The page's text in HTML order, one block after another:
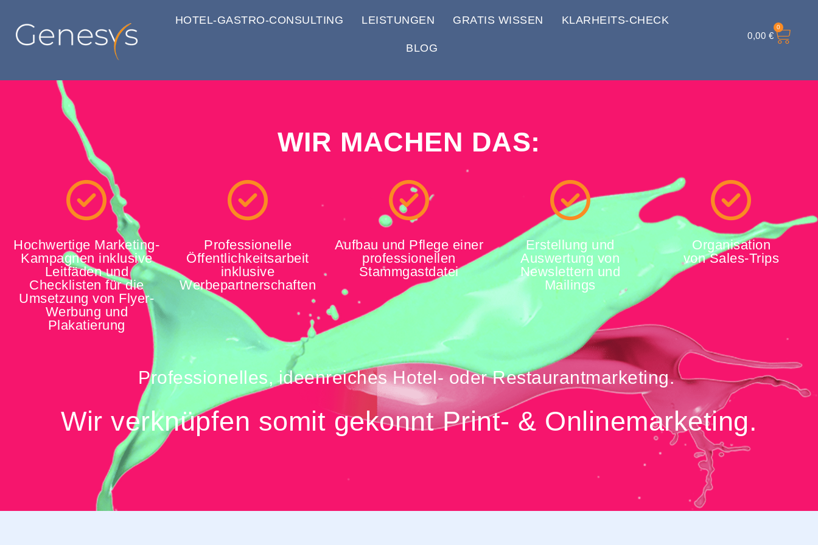
HOTEL-GASTRO-CONSULTING LEISTUNGEN GRATIS WISSEN KLARHEITS-CHECK
BLOG
0,00 €
0
WIR MACHEN DAS:
Hochwertige Marketing-
Kampagnen inklusive
Leitfäden und
Checklisten für die
Umsetzung von Flyer-
Werbung und
Plakatierung
Professionelle
Öffentlichkeitsarbeit
inklusive
Werbepartnerschaften
Aufbau und Pflege einer
professionellen
Stammgastdatei
Erstellung und
Auswertung von
Newslettern und
Mailings
Organisation
von Sales-Trips
Professionelles, ideenreiches Hotel- oder Restaurantmarketing.
Wir verknüpfen somit gekonnt Print- & Onlinemarketing.